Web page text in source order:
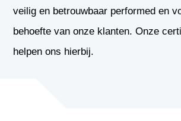
veilig en betrouwbaar performed en
behoefte van onze klanten. Onze
helpen ons hierbij.